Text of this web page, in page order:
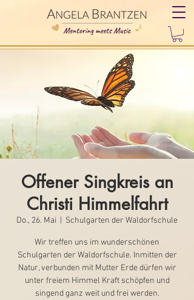
Offener Singkreis an
Christi Himmelfahrt
Do., 26. Mai Schulgarten der Waldorfschule
Wir treffen uns im wunderschönen
Schulgarten der Waldorfschule. Inmitten der
Natur, verbunden mit Mutter Erde dürfen wir
unter freiem Himmel Kraft schöpfen und
singend ganz weit und frei werden.